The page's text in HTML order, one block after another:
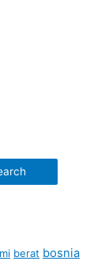
berat bosnia